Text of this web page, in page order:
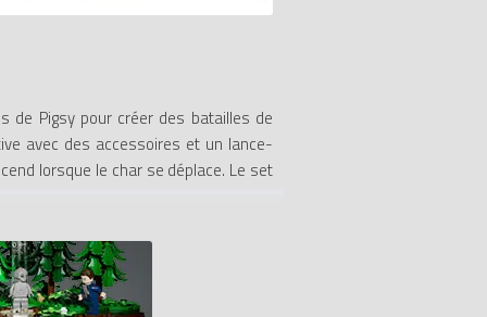
de Pigsy pour créer des batailles de
avec des accessoires et un lance-
lorsque le char se déplace. Le set
Roi-Singe tirés du roman classique